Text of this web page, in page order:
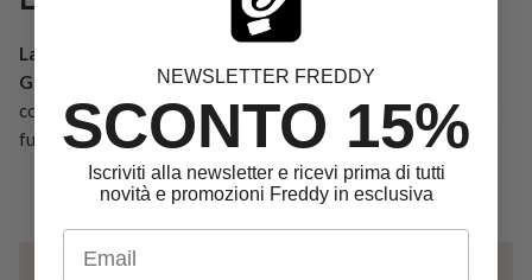
La prima linea merchandising nella storia di Federazione
Ginnastica d'Italia.Capi essenziali, tessuti morbidi, design
contemporaneo per chi viva la ginnastica ogni giorno - anche
fuori dalla palestra.
NEWSLETTER FREDDY
SCONTO 15%
Iscriviti alla newsletter e ricevi prima di tutti
novità e promozioni Freddy in esclusiva
Email